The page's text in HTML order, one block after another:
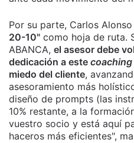
Por su parte, Carlos
20-10" como hoja de ruta.
ABANCA, el asesor debe
dedicación a este coaching
miedo del cliente,
asesoramiento más
diseño de prompts (las
10% restante, a la
vuestro socio y está aquí
haceros más eficientes",